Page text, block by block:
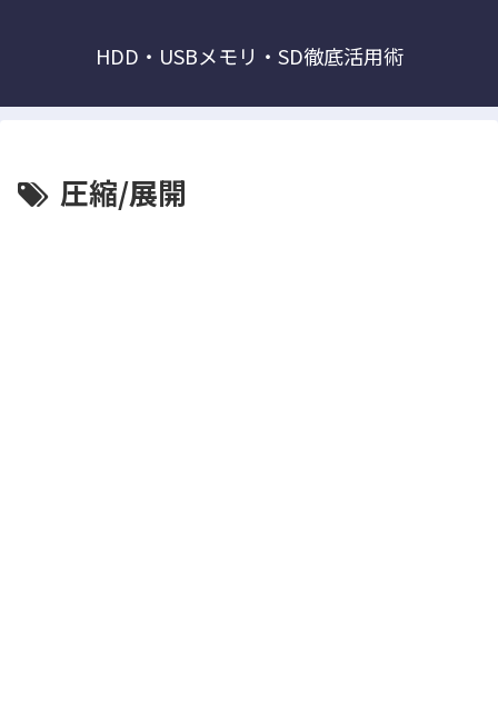
HDD・USBメモリ・SD徹底活用術
圧縮/展開